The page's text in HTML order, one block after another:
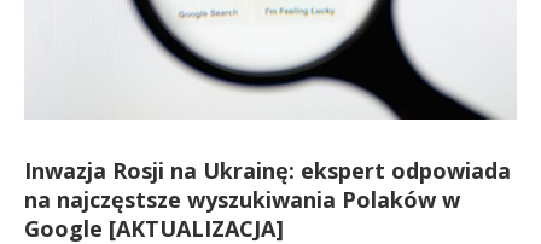
Inwazja Rosji na Ukrainę: ekspert odpowiada
na najczęstsze wyszukiwania Polaków w
Google [AKTUALIZACJA]